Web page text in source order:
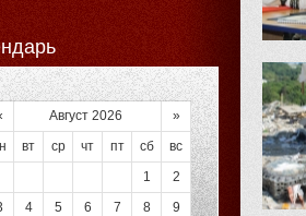
Август 2026
»
вт ср чт пт сб
вс
1
2
4 5 6 7 8
9